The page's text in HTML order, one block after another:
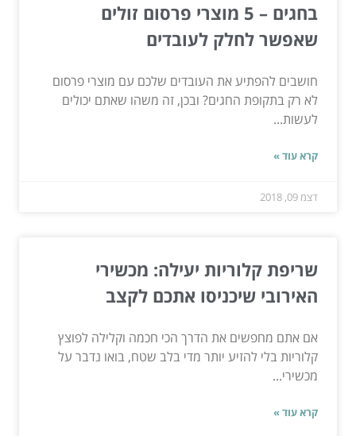
בחגים – 5 מוצרי פרסום זולים
שאפשר לחלק לעובדים
חושבים להפתיע את העובדים שלכם עם מוצרי פרסום
לא רק בתקופת החגים? ובכן, זה משהו שאתם יכולים
לעשות...
קרא עוד »
דצמ 09, 2018
שריפת קלוריות יעילה: מכשירי
האירובי שיכניסו אתכם לקצב
אם אתם מחפשים את הדרך הכי חכמה וקלילה לפוצץ
קלוריות בלי להזיע יותר מדי בלב שטח, בואו נדבר על
מכשירי...
קרא עוד »